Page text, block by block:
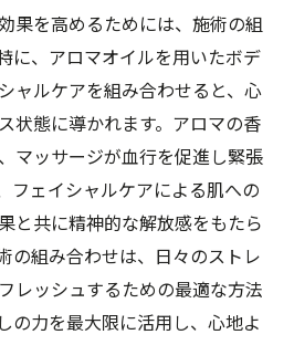
果を高めるためには、施術の組
に、アロマオイルを用いたボデ
ャルケアを組み合わせると、心
状態に導かれます。アロマの香
マッサージが血行を促進し緊張
フェイシャルケアによる肌への
と共に精神的な解放感をもたら
の組み合わせは、日々のストレ
レッシュするための最適な方法
の力を最大限に活用し、心地よ